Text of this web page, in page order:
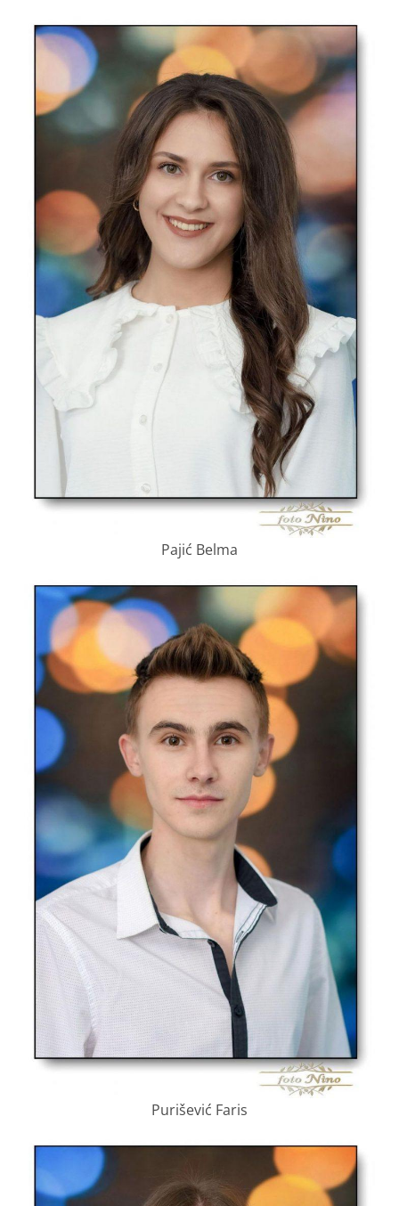
Pajić Belma
Purišević Faris